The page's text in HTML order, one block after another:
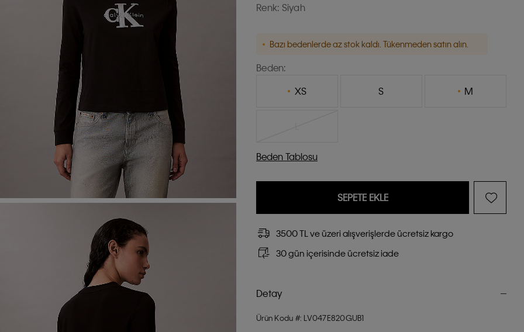
Renk: Siyah
Bazı bedenlerde az stok kaldı. Tükenmeden satın alın.
Beden:
XS
S M
Beden Tablosu
SEPETE EKLE
3500 TL ve üzeri alışverişlerde ücretsiz kargo
30 gün içerisinde ücretsiz iade
Detay
Ürün Kodu #: LV047E820GUB1